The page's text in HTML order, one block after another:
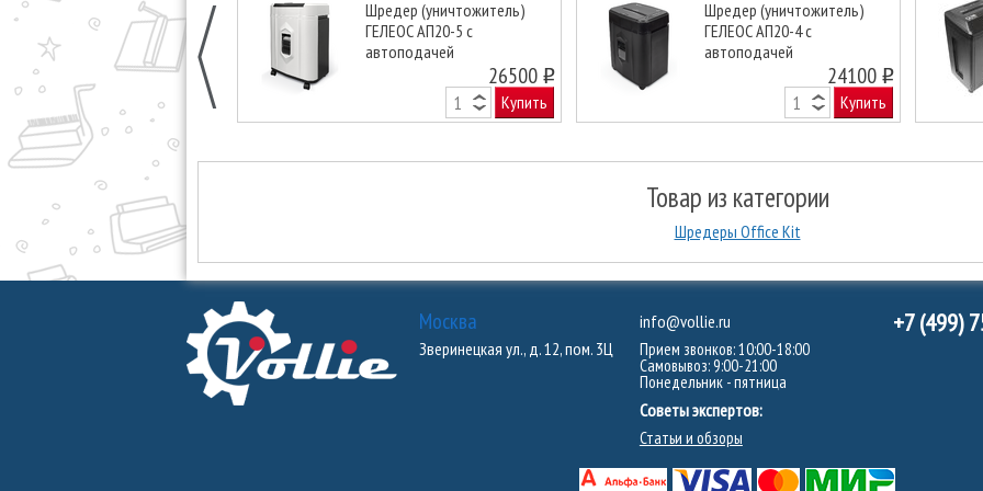
Шредер (уничтожитель)
ГЕЛЕОС АП20-5 с
автоподачей
26500 o
Купить
Шредер (уничтожитель)
ГЕЛЕОС АП20-4 с
автоподачей
24100 o
Купить
Next
Товар из категории
Шредеры Office Kit
Москва
Зверинецкая ул., д. 12, пом. 3Ц
info@vollie.ru
Прием звонков: 10:00-18:00
Самовывоз: 9:00-21:00
Понедельник - пятница
Советы экспертов:
Статьи и обзоры
+7 (499)